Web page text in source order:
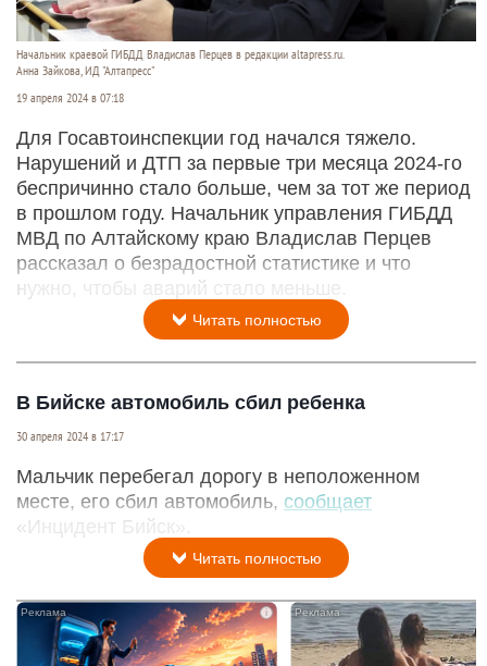
Начальник краевой ГИБДД Владислав Перцев в редакции altapress.ru.
Анна Зайкова, ИД "Алтапресс"
19 апреля 2024 в 07:18
Для Госавтоинспекции год начался тяжело.
Нарушений и ДТП за первые три месяца 2024-го
беспричинно стало больше, чем за тот же период
в прошлом году. Начальник управления ГИБДД
МВД по Алтайскому краю Владислав Перцев
рассказал о безрадостной статистике и что
нужно, чтобы аварий стало меньше.
Читать полностью
В Бийске автомобиль сбил ребенка
30 апреля 2024 в 17:17
Мальчик перебегал дорогу в неположенном
месте, его сбил автомобиль, сообщает
«Инцидент Бийск».
Читать полностью
i